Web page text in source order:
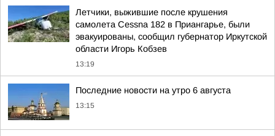
Летчики, выжившие после крушения
самолета Cessna 182 в Приангарье, были
эвакуированы, сообщил губернатор Иркутской
области Игорь Кобзев
13:19
Последние новости на утро 6 августа
13:15